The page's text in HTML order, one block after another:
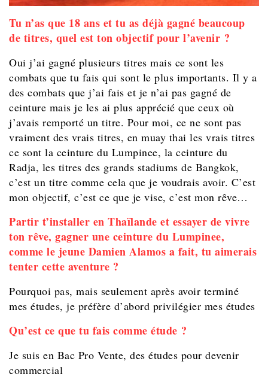
Tu n’as que 18 ans et tu as déjà gagné beaucoup
de titres, quel est ton objectif pour l’avenir ?
Oui j’ai gagné plusieurs titres mais ce sont les
combats que tu fais qui sont le plus importants. Il y a
des combats que j’ai fais et je n’ai pas gagné de
ceinture mais je les ai plus apprécié que ceux où
j’avais remporté un titre. Pour moi, ce ne sont pas
vraiment des vrais titres, en muay thai les vrais titres
ce sont la ceinture du Lumpinee, la ceinture du
Radja, les titres des grands stadiums de Bangkok,
c’est un titre comme cela que je voudrais avoir. C’est
mon objectif, c’est ce que je vise, c’est mon rêve…
Partir t’installer en Thaïlande et essayer de vivre
ton rêve, gagner une ceinture du Lumpinee,
comme le jeune Damien Alamos a fait, tu aimerais
tenter cette aventure ?
Pourquoi pas, mais seulement après avoir terminé
mes études, je préfère d’abord privilégier mes études
Qu’est ce que tu fais comme étude ?
Je suis en Bac Pro Vente, des études pour devenir
commercial